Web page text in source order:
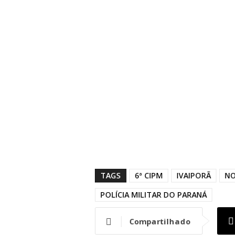
TAGS 6ª CIPM IVAIPORÃ
POLÍCIA MILITAR DO PARANÁ
Compartilhado